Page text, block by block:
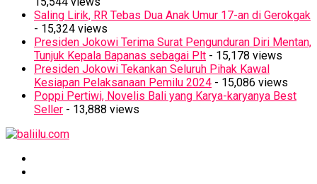
Saling Lirik, RR Tebas Dua Anak Umur 17-an di Gerokgak
- 15,324 views
Presiden Jokowi Terima Surat Pengunduran Diri Mentan,
Tunjuk Kepala Bapanas sebagai Plt - 15,178 views
Presiden Jokowi Tekankan Seluruh Pihak Kawal
Kesiapan Pelaksanaan Pemilu 2024 - 15,086 views
Poppi Pertiwi, Novelis Bali yang Karya-karyanya Best
Seller - 13,888 views